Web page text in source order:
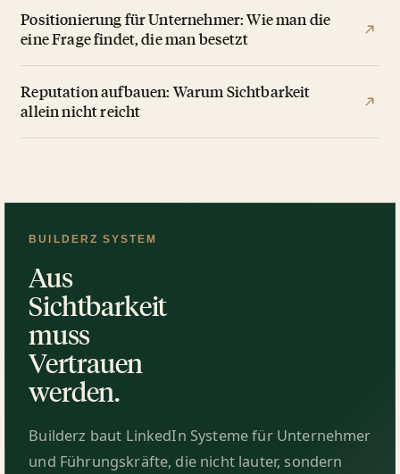
Positionierung für Unternehmer: Wie man die
eine Frage findet, die man besetzt
Reputation aufbauen: Warum Sichtbarkeit
allein nicht reicht
BUILDERZ SYSTEM
Aus
Sichtbarkeit
muss
Vertrauen
werden.
Builderz baut LinkedIn Systeme für Unternehmer
und Führungskräfte, die nicht lauter, sondern